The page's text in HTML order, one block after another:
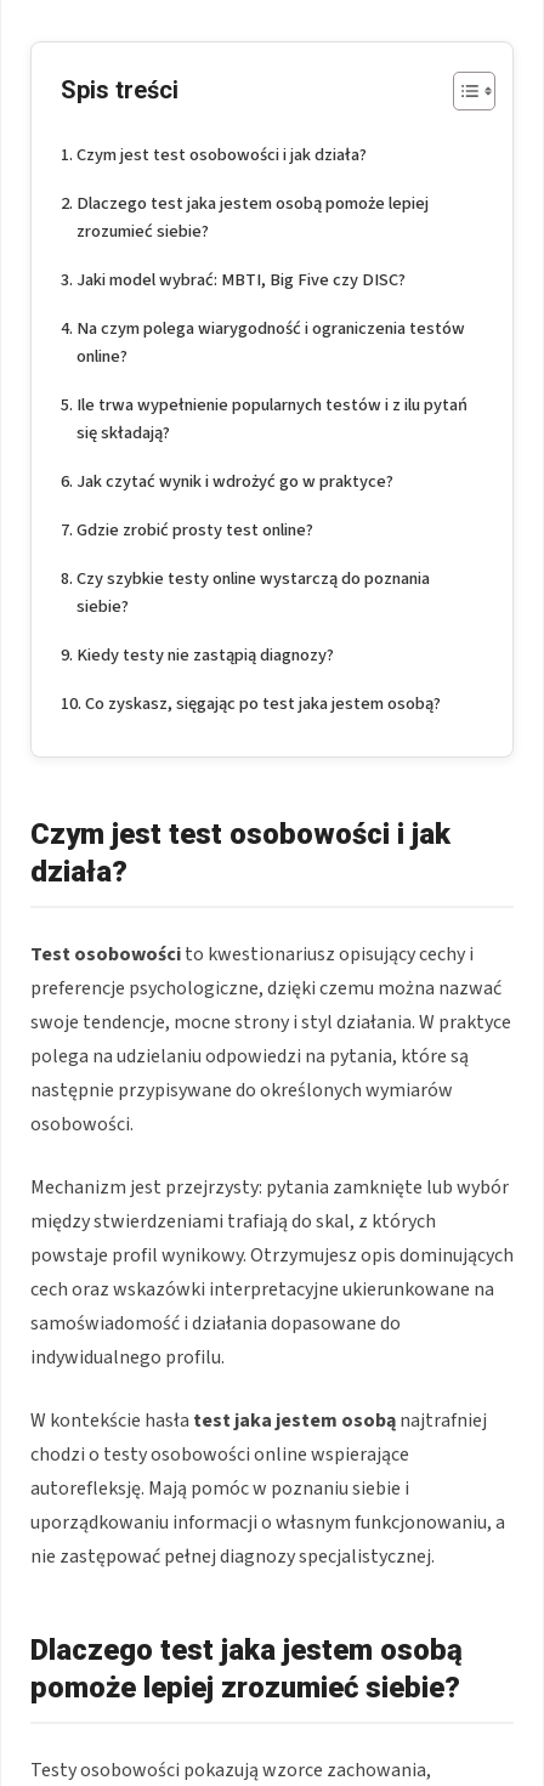
Spis treści
Czym jest test osobowości i jak działa?
Dlaczego test jaka jestem osobą pomoże lepiej
zrozumieć siebie?
Jaki model wybrać: MBTI, Big Five czy DISC?
Na czym polega wiarygodność i ograniczenia testów
online?
Ile trwa wypełnienie popularnych testów i z ilu pytań
się składają?
Jak czytać wynik i wdrożyć go w praktyce?
Gdzie zrobić prosty test online?
Czy szybkie testy online wystarczą do poznania
siebie?
Kiedy testy nie zastąpią diagnozy?
Co zyskasz, sięgając po test jaka jestem osobą?
Czym jest test osobowości i jak
działa?
Test osobowościto kwestionariusz opisujący cechy i
preferencje psychologiczne, dzięki czemu można nazwać
swoje tendencje, mocne strony i styl działania. W praktyce
polega na udzielaniu odpowiedzi na pytania, które są
następnie przypisywane do określonych wymiarów
osobowości.
Mechanizm jest przejrzysty: pytania zamknięte lub wybór
między stwierdzeniami trafiają do skal, z których
powstaje profil wynikowy. Otrzymujesz opis dominujących
cech oraz wskazówki interpretacyjne ukierunkowane na
samoświadomość i działania dopasowane do
indywidualnego profilu.
W kontekście hasła test jaka jestem osobąnajtrafniej
chodzi o testy osobowości online wspierające
autorefleksję. Mają pomóc w poznaniu siebie i
uporządkowaniu informacji o własnym funkcjonowaniu, a
nie zastępować pełnej diagnozy specjalistycznej.
Dlaczego test jaka jestem osobą
pomoże lepiej zrozumieć siebie?
Testy osobowości pokazują wzorce zachowania,